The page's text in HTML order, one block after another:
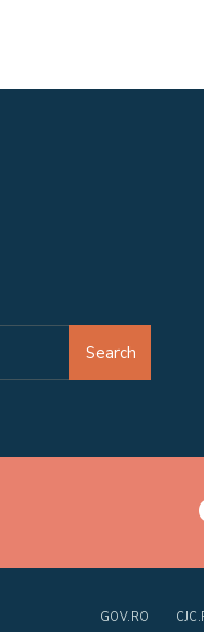
Search
GOV.RO